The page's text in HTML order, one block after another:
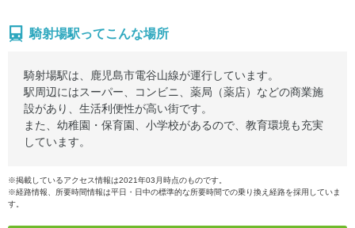
騎射場駅ってこんな場所
騎射場駅は、鹿児島市電谷山線が運行しています。
駅周辺にはスーパー、コンビニ、薬局（薬店）などの商業施
設があり、生活利便性が高い街です。
また、幼稚園・保育園、小学校があるので、教育環境も充実
しています。
※掲載しているアクセス情報は2021年03月時点のものです。
※経路情報、所要時間情報は平日・日中の標準的な所要時間での乗り換え経路を採用していま
す。